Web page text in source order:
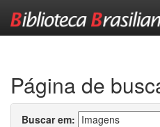
Página de
Buscar em: